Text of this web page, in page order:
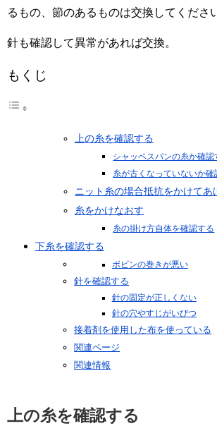
るもの、節のあるものは交換してくださ
針も確認して異常があれば交換。
もくじ
上の糸を確認する
シャッペスパンの糸か確認
糸が古くなっていないか確
ニット糸の場合抵抗をかけてあ
糸をかけなおす
糸の掛け方自体を確認する
下糸を確認する
ボビンの巻きが悪い
針を確認する
針の固定が正しくない
針の穴やすじがいびつ
接着剤を使用した布を使っている
関連ページ
関連情報
上の糸を確認する